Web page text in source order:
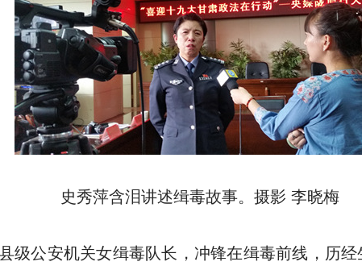
史秀萍含泪讲述缉毒故事。摄影 李晓梅
级公安机关女缉毒队长，冲锋在缉毒前线，历